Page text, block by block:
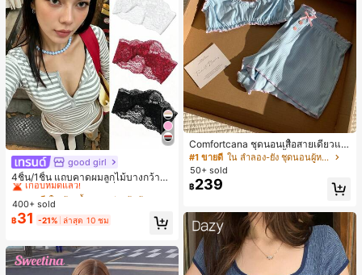
good girl
4ชิ้น/1ชิ้น แถบคาดผมลูกไม้บางกว้างยื
ดหยุ่นสำหรับผู้หญิง, แฟชั่นอเนกประสง
ค์พรีเมียมหรูหราสไตล์มินิมอล ผ้าพันคอ
เล็กๆ ห่วงผม อุปกรณ์เสริมผม, เหมาะสำ
หรับการออกไปข้างนอกประจำวัน, ลำล
อง, งานปาร์ตี้, การเดินทาง, การพักผ่อ
น, การมัดผม, การจัดทรงผม, การแต่งห
น้า, การจับคู่ชุด, อุปกรณ์เสริมประดับผ
ม
#1 ขายดี
เกือบหมดแล้ว!
#1 ขายดี
เกือบหมดแล้ว!
#1 ขายดี
เกือบหมดแล้ว!
#1 ขายดี
ใน ห้องน้ำและแต่งหน้าต้องมี เครื่องประดับผมผู้หญิง
400+ sold
฿31 -21% ล่าสุด 10 ชม
Comfortcana ชุดนอนเสื้อสายเดี่ยวแต่
งระบายและกางเกงขาสั้นสำหรับผู้หญิง
#1 ขายดี
ใน ลำลอง-ยัง ชุดนอนผู้หญิง
50+ sold
฿239